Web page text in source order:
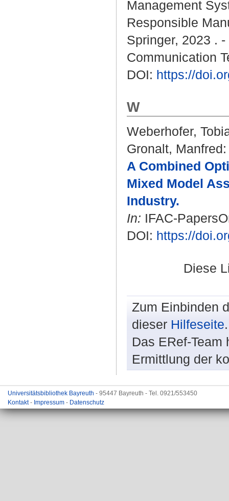
Management
Responsible
Springer, 2023 .
Communication
DOI: https://
W
Weberhofer,
Gronalt, Manfred:
A Combined
Mixed Model
Industry.
In: IFAC-
DOI: https://
Diese
Zum Einbinden
dieser Hilfeseite.
Das ERef-
Ermittlung der
Universitätsbibliothek Bayreuth - 95447 Bayreuth - Tel. 0921/553450
Kontakt- Impressum - Datenschutz